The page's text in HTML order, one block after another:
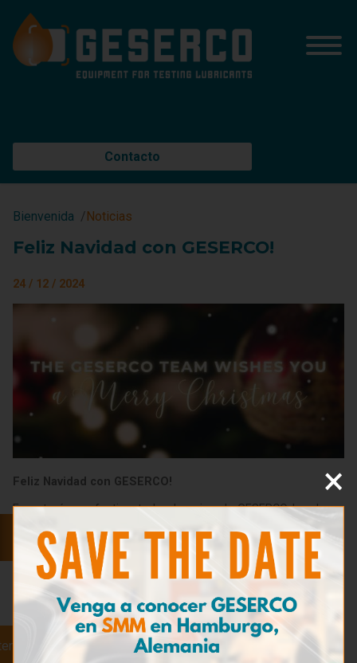
Contacto
Bienvenida Noticias
Feliz Navidad con GESERCO!
24 / 12 / 2024
Feliz Navidad con GESERCO!
En esta época festiva, todo el equipo de GESERCO les desea
una Navidad llena de alegría, momentos cálidos en familia y
felicidad compartida.
Queremos agradecer a nuestros clientes, socios y
colaboradores por su confianza y compromiso a lo largo del
año. Juntos, seguimos innovando y afrontando desafíos para
construir un futuro cada vez más eficiente.
¡Les deseamos unas maravillosas fiestas de fin de año!
×